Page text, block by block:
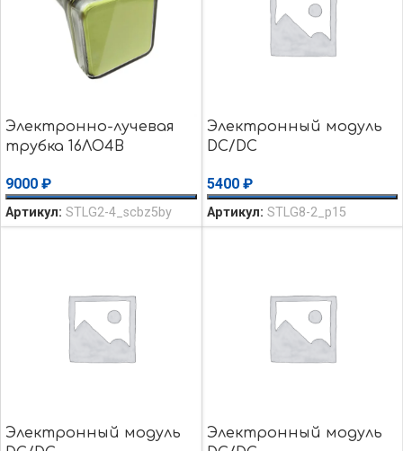
Электронно-лучевая
трубка 16ЛО4В
9000 ₽
Артикул: STLG2-4_scbz5by
Электронный модуль
DC/DC
AIMTEC AM4TW-
2415SH35Z MC56F8037V
EPM240T100 K15-20
5400 ₽
Артикул: STLG8-2_p15
Электронный модуль
Электронный модуль